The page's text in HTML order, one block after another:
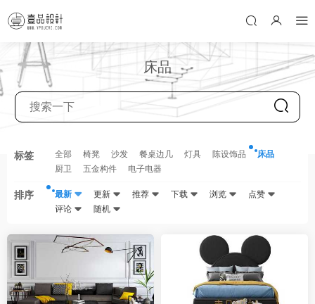
床品
标签 全部 椅凳 沙发 餐桌边几 灯具 陈设饰品
床品
厨卫
五金构件 电子电器
排序 最新 更新 推荐 下载 浏览
点赞
评论
随机